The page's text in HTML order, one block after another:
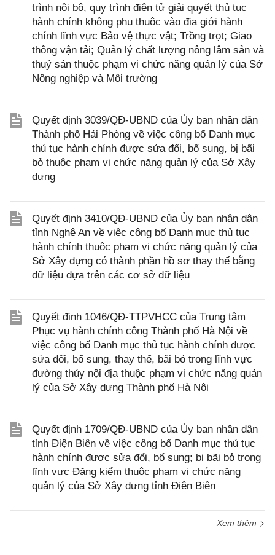
trình nội bộ, quy trình điện tử giải quyết thủ tục
hành chính không phụ thuộc vào địa giới hành
chính lĩnh vực Bảo vệ thực vật; Trồng trọt; Giao
thông vận tải; Quản lý chất lượng nông lâm sản và
thuỷ sản thuộc phạm vi chức năng quản lý của Sở
Nông nghiệp và Môi trường
Quyết định 3039/QĐ-UBND của Ủy ban nhân dân
Thành phố Hải Phòng về việc công bố Danh mục
thủ tục hành chính được sửa đổi, bổ sung, bị bãi
bỏ thuộc phạm vi chức năng quản lý của Sở Xây
dựng
Quyết định 3410/QĐ-UBND của Ủy ban nhân dân
tỉnh Nghệ An về việc công bố Danh mục thủ tục
hành chính thuộc phạm vi chức năng quản lý của
Sở Xây dựng có thành phần hồ sơ thay thế bằng
dữ liệu dựa trên các cơ sở dữ liệu
Quyết định 1046/QĐ-TTPVHCC của Trung tâm
Phục vụ hành chính công Thành phố Hà Nội về
việc công bố Danh mục thủ tục hành chính được
sửa đổi, bổ sung, thay thế, bãi bỏ trong lĩnh vực
đường thủy nội địa thuộc phạm vi chức năng quản
lý của Sở Xây dựng Thành phố Hà Nội
Quyết định 1709/QĐ-UBND của Ủy ban nhân dân
tỉnh Điện Biên về việc công bố Danh mục thủ tục
hành chính được sửa đổi, bổ sung; bị bãi bỏ trong
lĩnh vực Đăng kiểm thuộc phạm vi chức năng
quản lý của Sở Xây dựng tỉnh Điện Biên
Xem thêm